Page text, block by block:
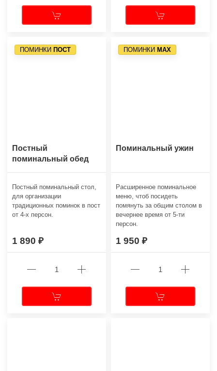
ПОМИНКИ ПОСТ
Постный
поминальный обед
Постный поминальный стол,
для организации
традиционных поминок в пост
от 4-х персон.
1 890
ПОМИНКИ МАХ
Поминальный ужин
Расширенное поминальное
меню, чтоб посидеть
помянуть за общим столом в
вечернее время от 5-ти
персон.
1 950